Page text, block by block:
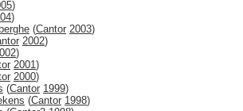
)
)
(Cantor 2003)
2002)
)
2001)
2000)
(Cantor 1999)
(Cantor 1998)